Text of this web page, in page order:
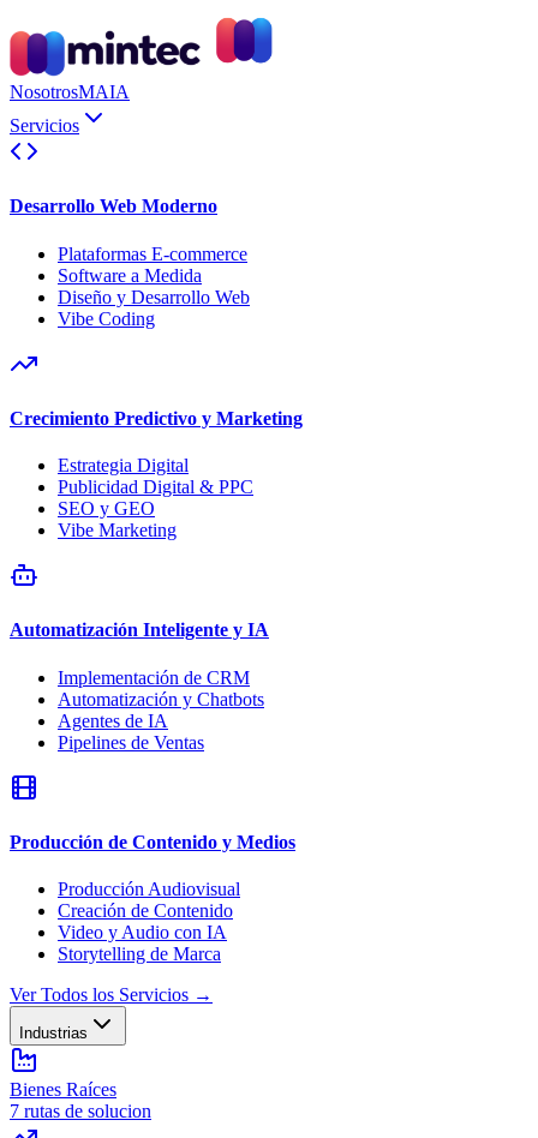
NosotrosMAIA
Servicios
Desarrollo Web Moderno
Plataformas E-commerce
Software a Medida
Diseño y Desarrollo Web
Vibe Coding
Crecimiento Predictivo y Marketing
Estrategia Digital
Publicidad Digital & PPC
SEO y GEO
Vibe Marketing
Automatización Inteligente y IA
Implementación de CRM
Automatización y Chatbots
Agentes de IA
Pipelines de Ventas
Producción de Contenido y Medios
Producción Audiovisual
Creación de Contenido
Video y Audio con IA
Storytelling de Marca
Ver Todos los Servicios →
Industrias
Bienes Raíces
7 rutas de solucion